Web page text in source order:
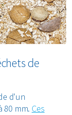
de
d'un
80 mm. Ces